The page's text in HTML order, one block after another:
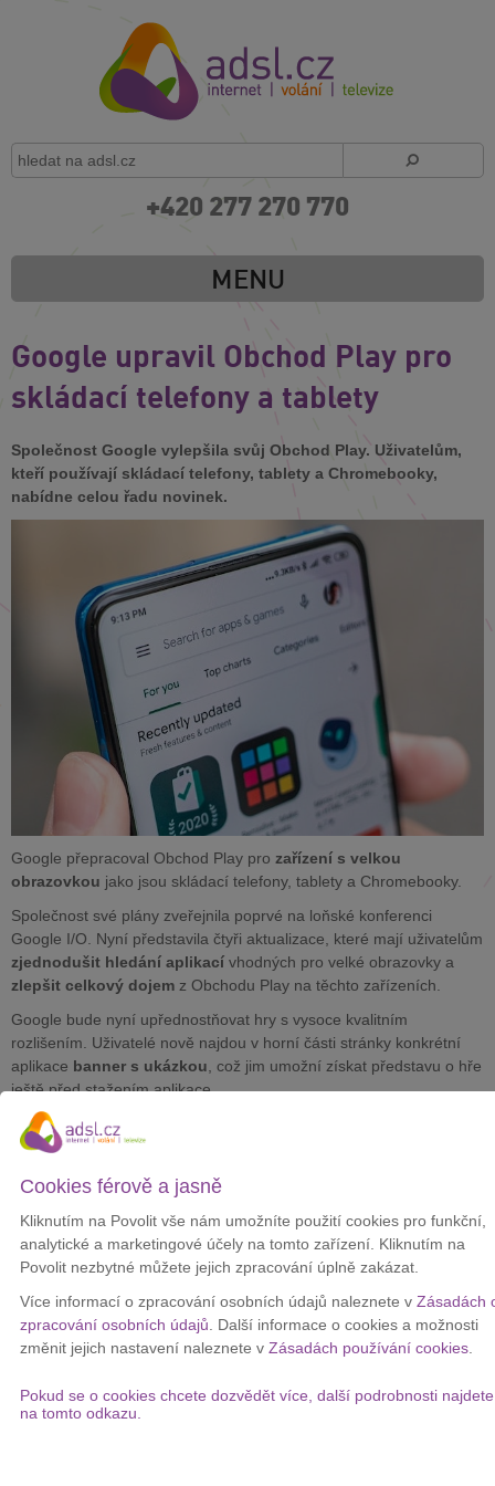
+420 277 270 770
MENU
Google upravil Obchod Play pro
skládací telefony a tablety
Společnost Google vylepšila svůj Obchod Play. Uživatelům,
kteří používají skládací telefony, tablety a Chromebooky,
nabídne celou řadu novinek.
Google přepracoval Obchod Play pro zařízení s velkou
obrazovkou jako jsou skládací telefony, tablety a Chromebooky.
Společnost své plány zveřejnila poprvé na loňské konferenci
Google I/O. Nyní představila čtyři aktualizace, které mají uživatelům
zjednodušit hledání aplikací vhodných pro velké obrazovky a
zlepšit celkový dojem z Obchodu Play na těchto zařízeních.
Google bude nyní upřednostňovat hry s vysoce kvalitním
rozlišením. Uživatelé nově najdou v horní části stránky konkrétní
aplikace banner s ukázkou , což jim umožní získat představu o hře
ještě před stažením aplikace.
Společnost dále uspořádala stránky s podrobnostmi o aplikacích a
hrách do více sloupců.
A aby podpořila aplikace, které dobře vypadají na skládacích
zařízeních a tabletech, provádí v Obchodě Play i několik změn v
hodnocení aplikací.
Aplikace, kterédobře mění velikostnapříč zařízeními, nejsou
lépe hodnoceny. Do budoucnu budou tato kritéria dokonce
zohledňovat i volby editorů a další kurátorské kolekce a články.
všimnout také
vylepšené navigace. Na tabletech, Chromeboocích
a skládacích zařízeních se začala zobrazovat navigační lišta na
Cookies férově a jasně
Kliknutím na Povolit vše nám umožníte použití cookies pro funkční,
analytické a marketingové účely na tomto zařízení. Kliknutím na
Povolit nezbytné můžete jejich zpracování úplně zakázat.
Více informací o zpracování osobních údajů naleznete v Zásadách
zpracování osobních údajů. Další informace o cookies a možnosti
změnit jejich nastavení naleznete v Zásadách používání cookies.
Pokud se o cookies chcete dozvědět více, další podrobnosti najdete
na tomto odkazu.